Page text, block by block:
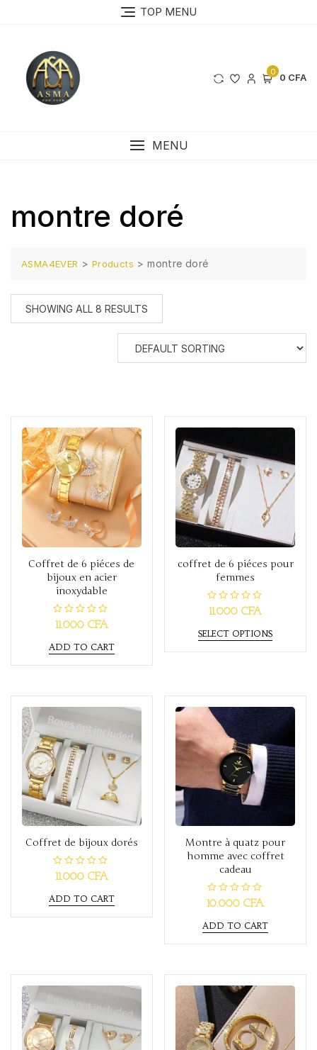
TOP MENU
0 0 CFA
MENU
montre doré
ASMA4EVER > Products >montre doré
SHOWING ALL 8 RESULTS
Coffret de 6 piéces de
bijoux en acier
inoxydable
R
a
e
d
0
o
f
11.000 CFA
ADD TO CART
coffret de 6 piéces pour
femmes
R
a
e
d
0
11.000CFA
SELECT OPTIONS
Coffret de bijoux dorés
R
a
e
d
0
11.000 CFA
ADD TO CART
Montre à quatz pour
homme avec coffret
cadeau
R
a
e
d
0
o
f
10.000CFA
ADD TO CART